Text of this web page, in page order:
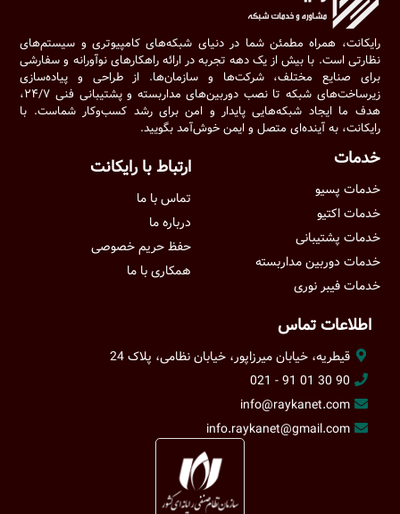
رایکانت، همراه مطمئن شما در دنیای شبکه‌های کامپیوتری و سیستم‌های
نظارتی است. با بیش از یک دهه تجربه در ارائه راهکارهای نوآورانه و سفارشی
برای صنایع مختلف، شرکت‌ها و سازمان‌ها. از طراحی و پیاده‌سازی
زیرساخت‌های شبکه تا نصب دوربین‌های مداربسته و پشتیبانی فنی ۲۴/۷،
هدف ما ایجاد شبکه‌هایی پایدار و امن برای رشد کسب‌وکار شماست. با
رایکانت، به آینده‌ای متصل و ایمن خوش‌آمد بگویید.
خدمات
خدمات پسیو
خدمات اکتیو
خدمات پشتیبانی
خدمات دوربین مداربسته
خدمات فیبر نوری
ارتباط با رایکانت
تماس با ما
درباره ما
حفظ حریم خصوصی
همکاری با ما
اطلاعات تماس
قیطریه، خیابان میرزاپور، خیابان نظامی، پلاک 24
90 30 01 91 - 021
info@raykanet.com
info.raykanet@gmail.com